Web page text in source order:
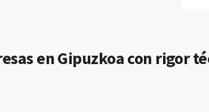
en Gipuzkoa con rigor